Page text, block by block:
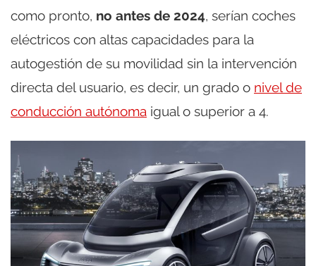
como pronto, no antes de 2024, serían coches
eléctricos con altas capacidades para la
autogestión de su movilidad sin la intervención
directa del usuario, es decir, un grado o nivel de
conducción autónoma igual o superior a 4.